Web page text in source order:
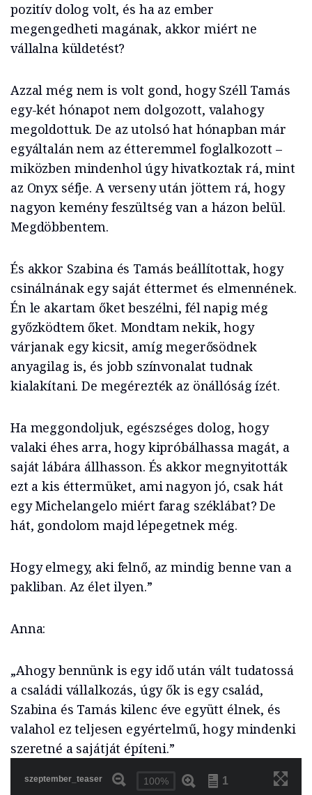
pozitív dolog volt, és ha az ember
megengedheti magának, akkor miért ne
vállalna küldetést?
Azzal még nem is volt gond, hogy Széll Tamás
egy-két hónapot nem dolgozott, valahogy
megoldottuk. De az utolsó hat hónapban már
egyáltalán nem az étteremmel foglalkozott –
miközben mindenhol úgy hivatkoztak rá, mint
az Onyx séfje. A verseny után jöttem rá, hogy
nagyon kemény feszültség van a házon belül.
Megdöbbentem.
És akkor Szabina és Tamás beállítottak, hogy
csinálnának egy saját éttermet és elmennének.
Én le akartam őket beszélni, fél napig még
győzködtem őket. Mondtam nekik, hogy
várjanak egy kicsit, amíg megerősödnek
anyagilag is, és jobb színvonalat tudnak
kialakítani. De megérezték az önállóság ízét.
Ha meggondoljuk, egészséges dolog, hogy
valaki éhes arra, hogy kipróbálhassa magát, a
saját lábára állhasson. És akkor megnyitották
ezt a kis éttermüket, ami nagyon jó, csak hát
egy Michelangelo miért farag széklábat? De
hát, gondolom majd lépegetnek még.
Hogy elmegy, aki felnő, az mindig benne van a
pakliban. Az élet ilyen.”
Anna:
„Ahogy bennünk is egy idő után vált tudatossá
a családi vállalkozás, úgy ők is egy család,
Szabina és Tamás kilenc éve együtt élnek, és
valahol ez teljesen egyértelmű, hogy mindenki
szeretné a sajátját építeni.”